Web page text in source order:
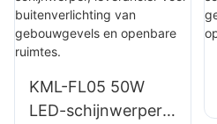
KML-FL05 50W
LED-schijnwerper,